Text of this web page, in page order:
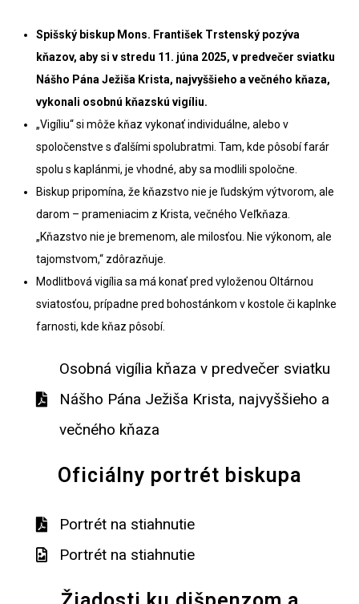
Spišský biskup Mons. František Trstenský pozýva
kňazov, aby si v stredu 11. júna 2025, v predvečer sviatku
Nášho Pána Ježiša Krista, najvyššieho a večného kňaza,
vykonali osobnú kňazskú vigíliu.
„Vigíliu“ si môže kňaz vykonať individuálne, alebo v
spoločenstve s ďalšími spolubratmi. Tam, kde pôsobí farár
spolu s kaplánmi, je vhodné, aby sa modlili spoločne.
Biskup pripomína, že kňazstvo nie je ľudským výtvorom, ale
darom – prameniacim z Krista, večného Veľkňaza.
„Kňazstvo nie je bremenom, ale milosťou. Nie výkonom, ale
tajomstvom,“ zdôrazňuje.
Modlitbová vigília sa má konať pred vyloženou Oltárnou
sviatosťou, prípadne pred bohostánkom v kostole či kaplnke
farnosti, kde kňaz pôsobí.
Osobná vigília kňaza v predvečer sviatku
Nášho Pána Ježiša Krista, najvyššieho a
večného kňaza
Oficiálny portrét biskupa
Portrét na stiahnutie
Portrét na stiahnutie